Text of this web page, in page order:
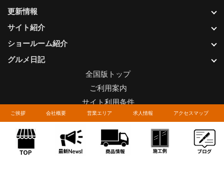
ご挨拶 会社概要 営業エリア 求人情報 アクセスマップ
更新情報
サイト紹介
ショールーム紹介
グルメ日記
全国版トップ
ご利用案内
サイト利用条件
プライバシーポリシー
関連リンク
お問い合わせについて